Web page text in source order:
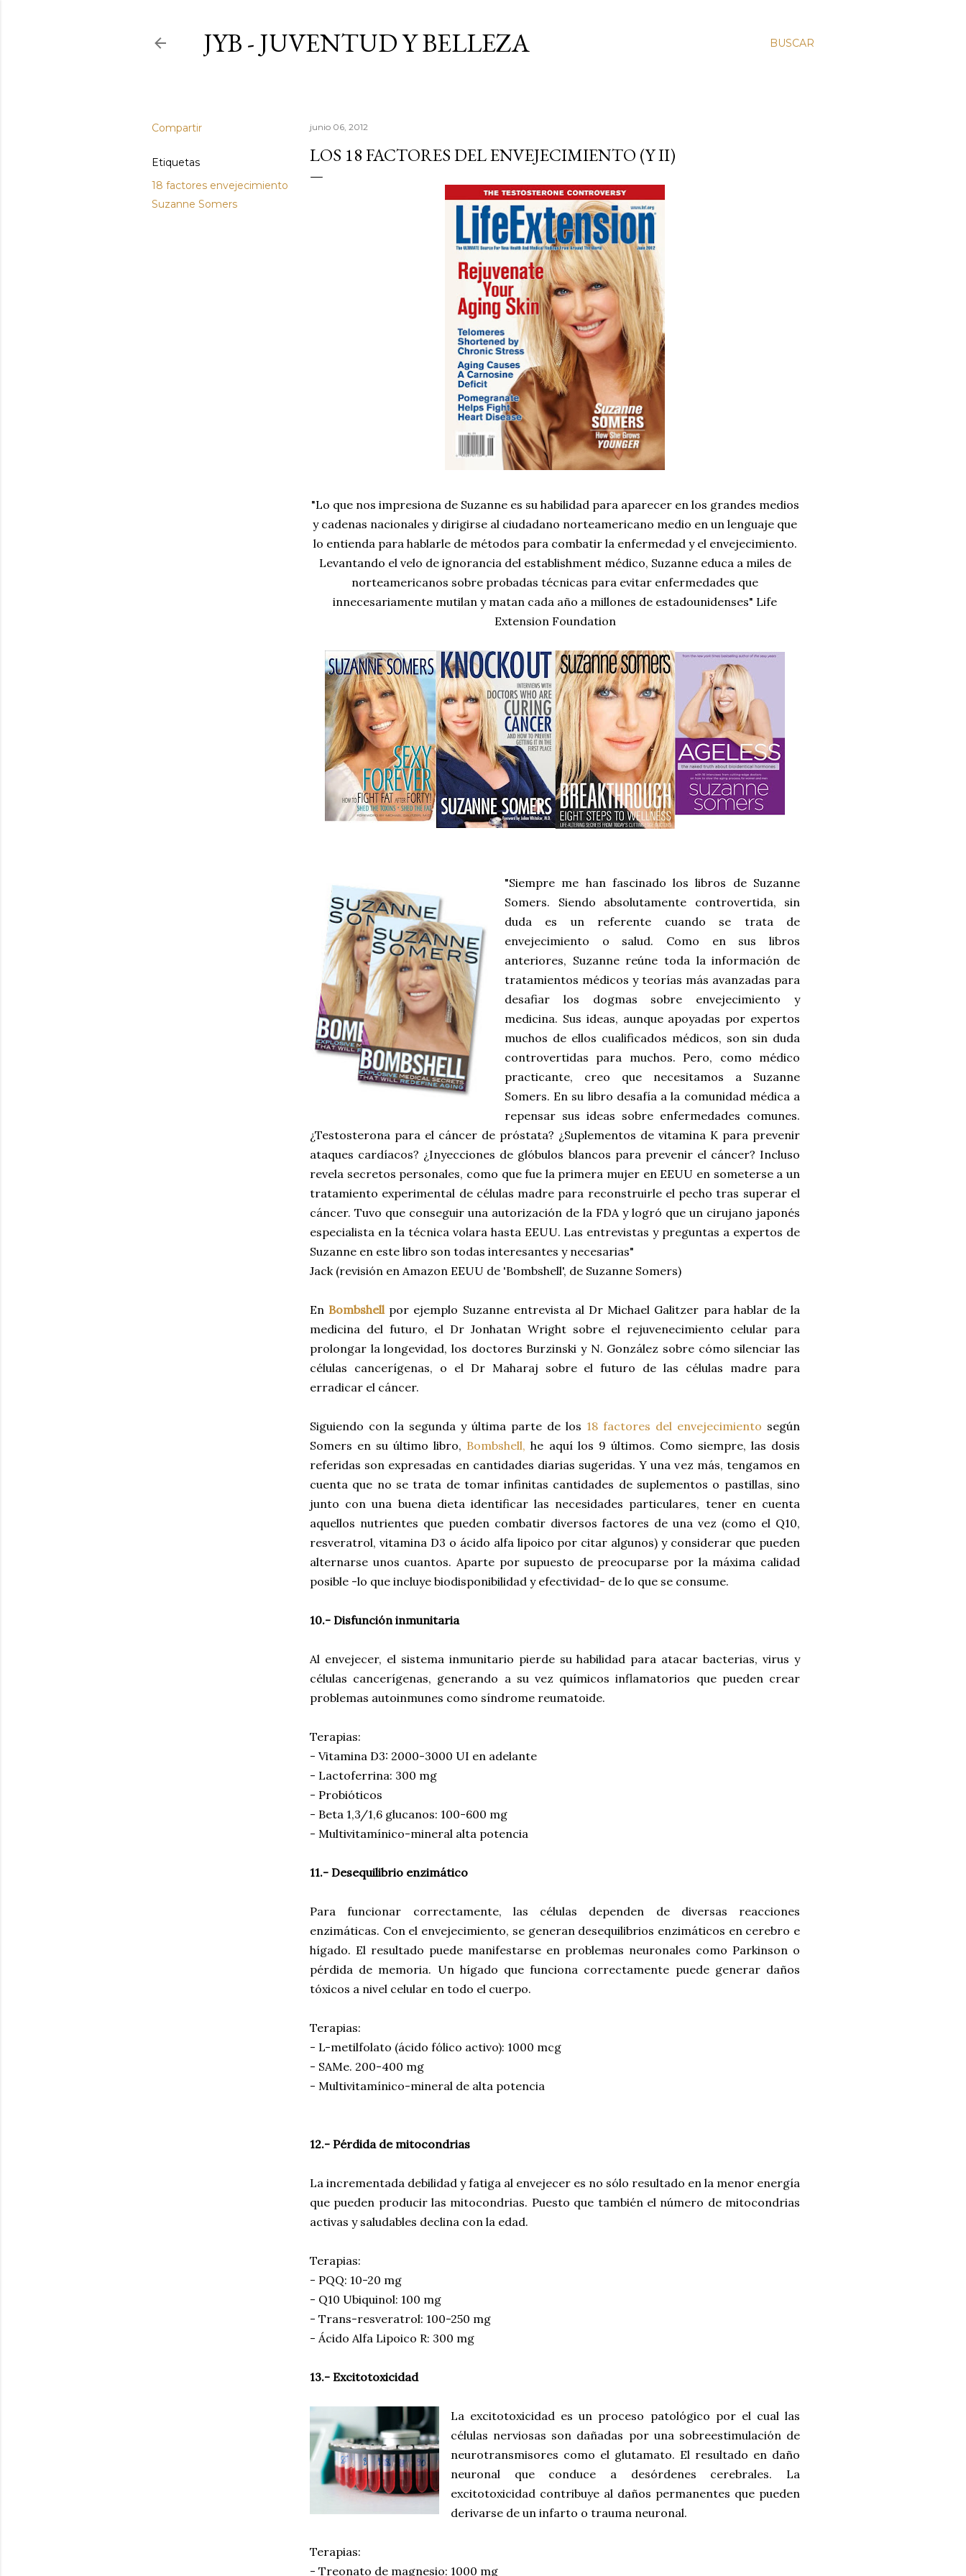
BUSCAR
JYB - JUVENTUD Y BELLEZA
Compartir
Etiquetas
18 factores envejecimiento
Suzanne Somers
junio 06, 2012
LOS 18 FACTORES DEL ENVEJECIMIENTO (Y II)
"Lo que nos impresiona de Suzanne es su habilidad para aparecer en los grandes medios
y cadenas nacionales y dirigirse al ciudadano norteamericano medio en un lenguaje que
lo entienda para hablarle de métodos para combatir la enfermedad y el envejecimiento.
Levantando el velo de ignorancia del establishment médico, Suzanne educa a miles de
norteamericanos sobre probadas técnicas para evitar enfermedades que
innecesariamente mutilan y matan cada año a millones de estadounidenses" Life
Extension Foundation
"Siempre me han fascinado los libros de Suzanne
Somers. Siendo absolutamente controvertida, sin
duda es un referente cuando se trata de
envejecimiento o salud. Como en sus libros
anteriores, Suzanne reúne toda la información de
tratamientos médicos y teorías más avanzadas para
desafiar los dogmas sobre envejecimiento y
medicina. Sus ideas, aunque apoyadas por expertos
muchos de ellos cualificados médicos, son sin duda
controvertidas para muchos. Pero, como médico
practicante, creo que necesitamos a Suzanne
Somers. En su libro desafía a la comunidad médica a
repensar sus ideas sobre enfermedades comunes.
¿Testosterona para el cáncer de próstata? ¿Suplementos de vitamina K para prevenir
ataques cardíacos? ¿Inyecciones de glóbulos blancos para prevenir el cáncer? Incluso
revela secretos personales, como que fue la primera mujer en EEUU en someterse a un
tratamiento experimental de células madre para reconstruirle el pecho tras superar el
cáncer. Tuvo que conseguir una autorización de la FDA y logró que un cirujano japonés
especialista en la técnica volara hasta EEUU. Las entrevistas y preguntas a expertos de
Suzanne en este libro son todas interesantes y necesarias"
Jack (revisión en Amazon EEUU de 'Bombshell', de Suzanne Somers)
En Bombshellpor ejemplo Suzanne entrevista al Dr Michael Galitzer para hablar de la
medicina del futuro, el Dr Jonhatan Wright sobre el rejuvenecimiento celular para
prolongar la longevidad, los doctores Burzinski y N. González sobre cómo silenciar las
células cancerígenas, o el Dr Maharaj sobre el futuro de las células madre para
erradicar el cáncer.
Siguiendo con la segunda y última parte de los 18 factores del envejecimiento según
Somers en su último libro, Bombshell, he aquí los 9 últimos. Como siempre, las dosis
referidas son expresadas en cantidades diarias sugeridas. Y una vez más, tengamos en
cuenta que no se trata de tomar infinitas cantidades de suplementos o pastillas, sino
junto con una buena dieta identificar las necesidades particulares, tener en cuenta
aquellos nutrientes que pueden combatir diversos factores de una vez (como el Q10,
resveratrol, vitamina D3 o ácido alfa lipoico por citar algunos) y considerar que pueden
alternarse unos cuantos. Aparte por supuesto de preocuparse por la máxima calidad
posible -lo que incluye biodisponibilidad y efectividad- de lo que se consume.
10.- Disfunción inmunitaria
Al envejecer, el sistema inmunitario pierde su habilidad para atacar bacterias, virus y
células cancerígenas, generando a su vez químicos inflamatorios que pueden crear
problemas autoinmunes como síndrome reumatoide.
Terapias:
- Vitamina D3: 2000-3000 UI en adelante
- Lactoferrina: 300 mg
- Probióticos
- Beta 1,3/1,6 glucanos: 100-600 mg
- Multivitamínico-mineral alta potencia
11.- Desequilibrio enzimático
Para funcionar correctamente, las células dependen de diversas reacciones
enzimáticas. Con el envejecimiento, se generan desequilibrios enzimáticos en cerebro e
hígado. El resultado puede manifestarse en problemas neuronales como Parkinson o
pérdida de memoria. Un hígado que funciona correctamente puede generar daños
tóxicos a nivel celular en todo el cuerpo.
Terapias:
- L-metilfolato (ácido fólico activo): 1000 mcg
- SAMe. 200-400 mg
- Multivitamínico-mineral de alta potencia
12.- Pérdida de mitocondrias
La incrementada debilidad y fatiga al envejecer es no sólo resultado en la menor energía
que pueden producir las mitocondrias. Puesto que también el número de mitocondrias
activas y saludables declina con la edad.
Terapias:
- PQQ: 10-20 mg
- Q10 Ubiquinol: 100 mg
- Trans-resveratrol: 100-250 mg
- Ácido Alfa Lipoico R: 300 mg
13.- Excitotoxicidad
La excitotoxicidad es un proceso patológico por el cual las
células nerviosas son dañadas por una sobreestimulación de
neurotransmisores como el glutamato. El resultado en daño
neuronal que conduce a desórdenes cerebrales. La
excitotoxicidad contribuye al daños permanentes que pueden
derivarse de un infarto o trauma neuronal.
Terapias:
- Treonato de magnesio: 1000 mg